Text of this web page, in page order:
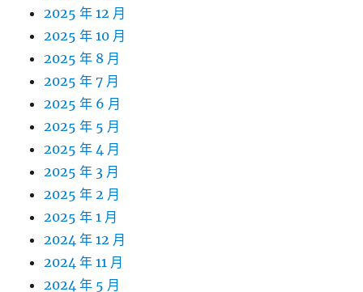
2025 年 12 月
2025 年 10 月
2025 年 8 月
2025 年 7 月
2025 年 6 月
2025 年 5 月
2025 年 4 月
2025 年 3 月
2025 年 2 月
2025 年 1 月
2024 年 12 月
2024 年 11 月
2024 年 5 月